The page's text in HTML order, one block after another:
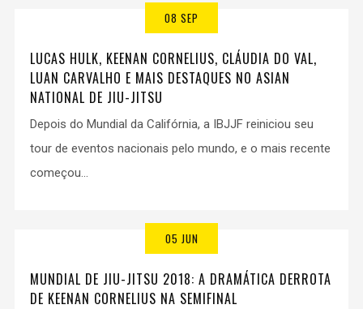
08 SEP
LUCAS HULK, KEENAN CORNELIUS, CLÁUDIA DO VAL,
LUAN CARVALHO E MAIS DESTAQUES NO ASIAN
NATIONAL DE JIU-JITSU
Depois do Mundial da Califórnia, a IBJJF reiniciou seu
tour de eventos nacionais pelo mundo, e o mais recente
começou...
05 JUN
MUNDIAL DE JIU-JITSU 2018: A DRAMÁTICA DERROTA
DE KEENAN CORNELIUS NA SEMIFINAL